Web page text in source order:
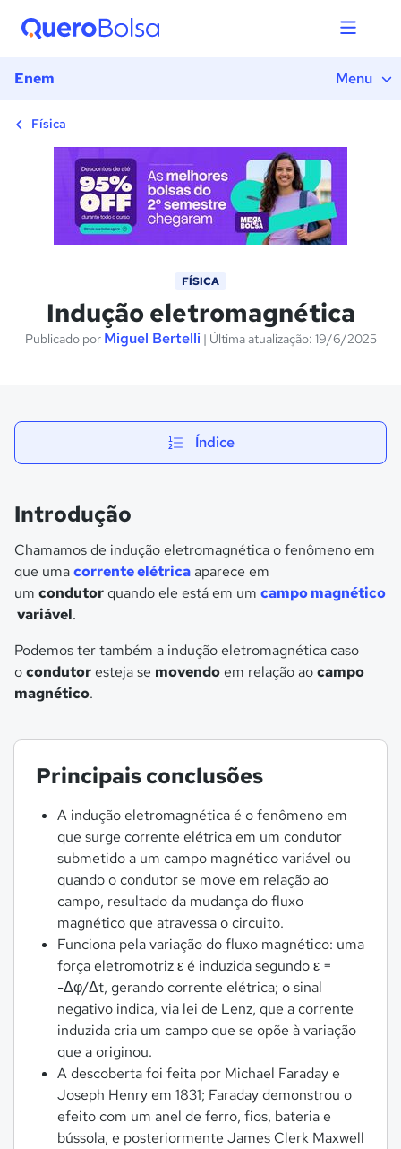
Enem Menu
Física
FÍSICA
Indução eletromagnética
Publicado por Miguel Bertelli | Última atualização: 19/6/2025
Índice
1) Introdução
3) Experiência de Faraday
5) Lei de Lenz
7) Fórmulas
8) Exercícios
Introdução
Chamamos de indução eletromagnética o fenômeno em
que umacorrente elétricaaparece em
um condutorquando ele está em um campo magnético
variável.
Podemos ter também a indução eletromagnética caso
ocondutor esteja se movendo em relação aocampo
magnético.
Principais conclusões
A indução eletromagnética é o fenômeno em
que surge corrente elétrica em um condutor
submetido a um campo magnético variável ou
quando o condutor se move em relação ao
campo, resultado da mudança do fluxo
magnético que atravessa o circuito.
Funciona pela variação do fluxo magnético: uma
força eletromotriz ε é induzida segundo ε =
-Δφ/Δt, gerando corrente elétrica; o sinal
negativo indica, via lei de Lenz, que a corrente
induzida cria um campo que se opõe à variação
que a originou.
A descoberta foi feita por Michael Faraday e
Joseph Henry em 1831; Faraday demonstrou o
efeito com um anel de ferro, fios, bateria e
bússola, e posteriormente James Clerk Maxwell